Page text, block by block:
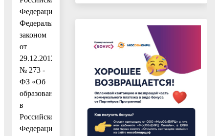
Федерации»,
Федеральным
законом
от
29.12.2012
№ 273 -
ФЗ «Об
образовании
в
Российской
Федерации»,